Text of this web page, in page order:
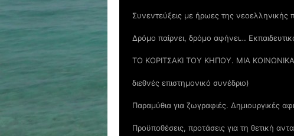
Συνεντεύξεις με ήρωες της νεοελληνικής
Δρόμο παίρνει, δρόμο αφήνει…
ΤΟ ΚΟΡΙΤΣΑΚΙ ΤΟΥ ΚΗΠΟΥ. ΜΙΑ
διεθνές επιστημονικό συνέδριο)
Παραμύθια για ζωγραφιές. Δημιουργικές
Προϋποθέσεις, προτάσεις για τη θετική